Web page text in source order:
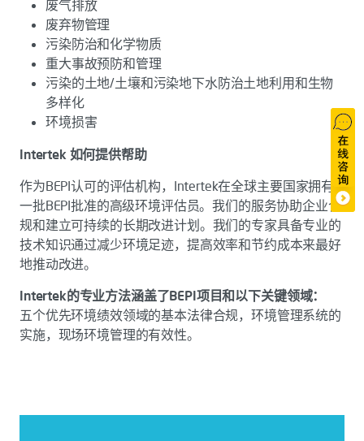
废气排放
废弃物管理
污染防治和化学物质
重大事故预防和管理
污染的土地/土壤和污染地下水防治土地利用和生物
多样化
环境损害
Intertek 如何提供帮助
作为BEPI认可的评估机构，Intertek在全球主要国家拥有
一批BEPI批准的高级环境评估员。我们的服务协助企业合
规和建立可持续的长期改进计划。我们的专家具备专业的
技术知识通过减少环境足迹，提高效率和节约成本来最好
地推动改进。
Intertek的专业方法涵盖了BEPI项目和以下关键领域：
五个优先环境绩效领域的基本法律合规，环境管理系统的
实施，现场环境管理的有效性。